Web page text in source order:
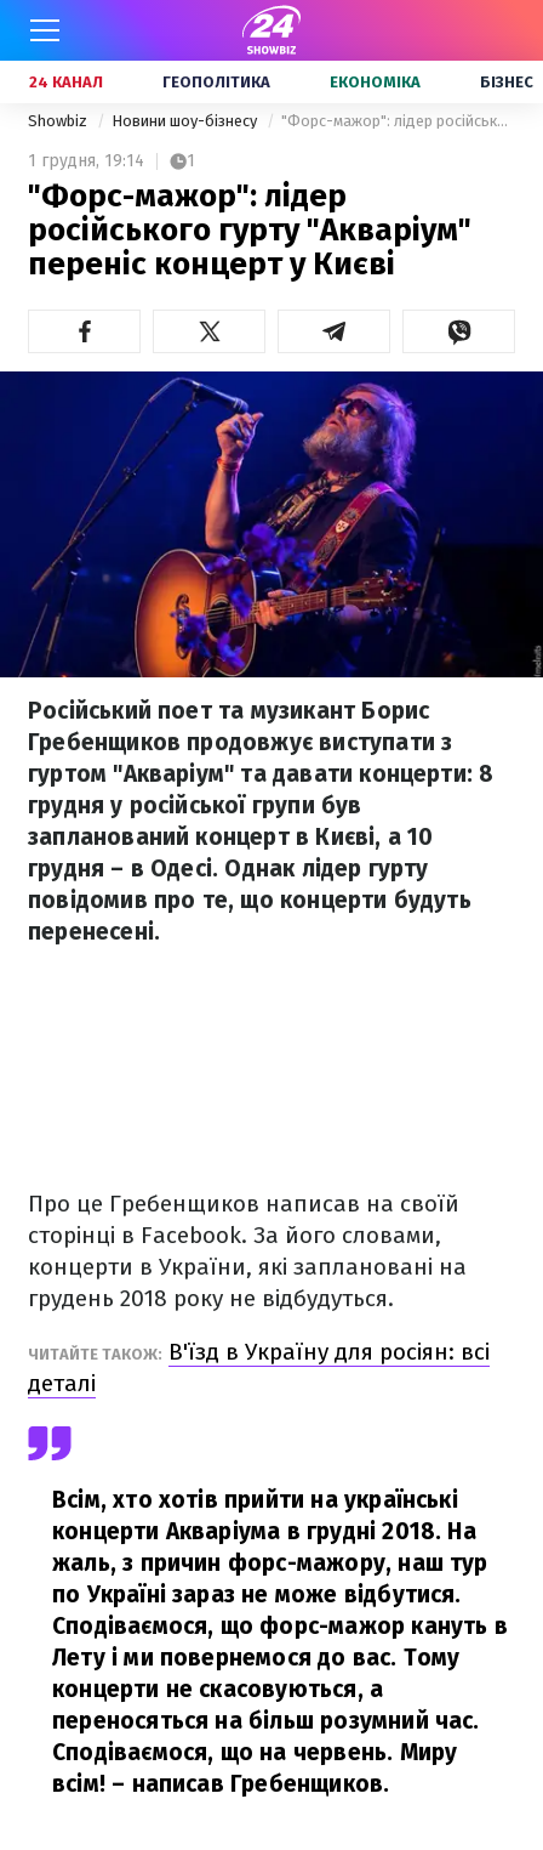
24 КАНАЛ ГЕОПОЛІТИКА ЕКОНОМІКА БІЗНЕС
Showbiz Новини шоу-бізнесу "Форс-мажор": лідер російського гурту "Акваріум" переніс концерт у Києві
1 грудня, 19:14 1
"Форс-мажор": лідер
російського гурту "Акваріум"
переніс концерт у Києві
Російський поет та музикант Борис
Гребенщиков продовжує виступати з
гуртом "Акваріум" та давати концерти: 8
грудня у російської групи був
запланований концерт в Києві, а 10
грудня – в Одесі. Однак лідер гурту
повідомив про те, що концерти будуть
перенесені.
Про це Гребенщиков написав на своїй
сторінці в Facebook. За його словами,
концерти в України, які заплановані на
грудень 2018 року не відбудуться.
ЧИТАЙТЕ ТАКОЖ: В'їзд в Україну для росіян: всі
деталі
Всім, хто хотів прийти на українські
концерти Акваріума в грудні 2018. На
жаль, з причин форс-мажору, наш тур
по Україні зараз не може відбутися.
Сподіваємося, що форс-мажор кануть в
Лету і ми повернемося до вас. Тому
концерти не скасовуються, а
переносяться на більш розумний час.
Сподіваємося, що на червень. Миру
всім!– написав Гребенщиков.